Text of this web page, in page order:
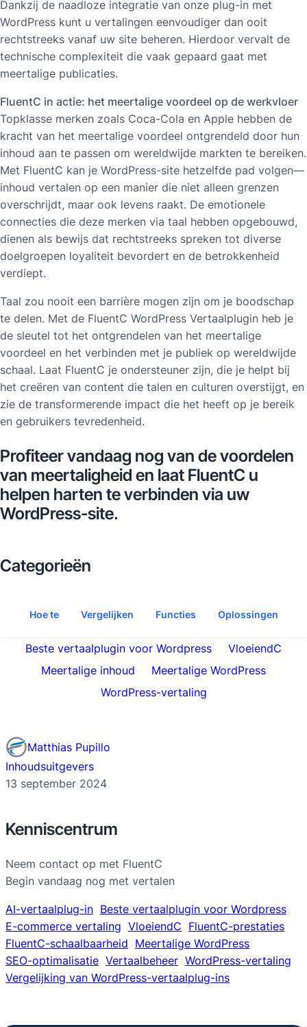
Dankzij de naadloze integratie van onze plug-in met
WordPress kunt u vertalingen eenvoudiger dan ooit
rechtstreeks vanaf uw site beheren. Hierdoor vervalt de
technische complexiteit die vaak gepaard gaat met
meertalige publicaties.
FluentC in actie: het meertalige voordeel op de werkvloer
Topklasse merken zoals Coca-Cola en Apple hebben de
kracht van het meertalige voordeel ontgrendeld door hun
inhoud aan te passen om wereldwijde markten te bereiken.
Met FluentC kan je WordPress-site hetzelfde pad volgen—
inhoud vertalen op een manier die niet alleen grenzen
overschrijdt, maar ook levens raakt. De emotionele
connecties die deze merken via taal hebben opgebouwd,
dienen als bewijs dat rechtstreeks spreken tot diverse
doelgroepen loyaliteit bevordert en de betrokkenheid
verdiept.
Taal zou nooit een barrière mogen zijn om je boodschap
te delen. Met de FluentC WordPress Vertaalplugin heb je
de sleutel tot het ontgrendelen van het meertalige
voordeel en het verbinden met je publiek op wereldwijde
schaal. Laat FluentC je ondersteuner zijn, die je helpt bij
het creëren van content die talen en culturen overstijgt, en
zie de transformerende impact die het heeft op je bereik
en gebruikers tevredenheid.
Profiteer vandaag nog van de voordelen
van meertaligheid en laat FluentC u
helpen harten te verbinden via uw
WordPress-site.
Categorieën
Hoe te Vergelijken Functies Oplossingen
Beste vertaalplugin voor Wordpress
VloeiendC
Meertalige inhoud
Meertalige WordPress
WordPress-vertaling
Matthias Pupillo
Inhoudsuitgevers
13 september 2024
Kenniscentrum
Neem contact op met FluentC
Begin vandaag nog met vertalen
AI-vertaalplug-in Beste vertaalplugin voor Wordpress
E-commerce vertaling VloeiendC FluentC-prestaties
FluentC-schaalbaarheid Meertalige WordPress
SEO-optimalisatie Vertaalbeheer WordPress-vertaling
Vergelijking van WordPress-vertaalplug-ins